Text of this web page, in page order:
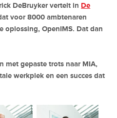
DeBruyker vertelt in De
voor 8000 ambtenaren
oplossing, OpenIMS. Dat dan
met gepaste trots naar MIA,
werkplek en een succes dat